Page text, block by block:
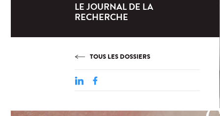
LE JOURNAL DE LA
RECHERCHE
TOUS LES DOSSIERS